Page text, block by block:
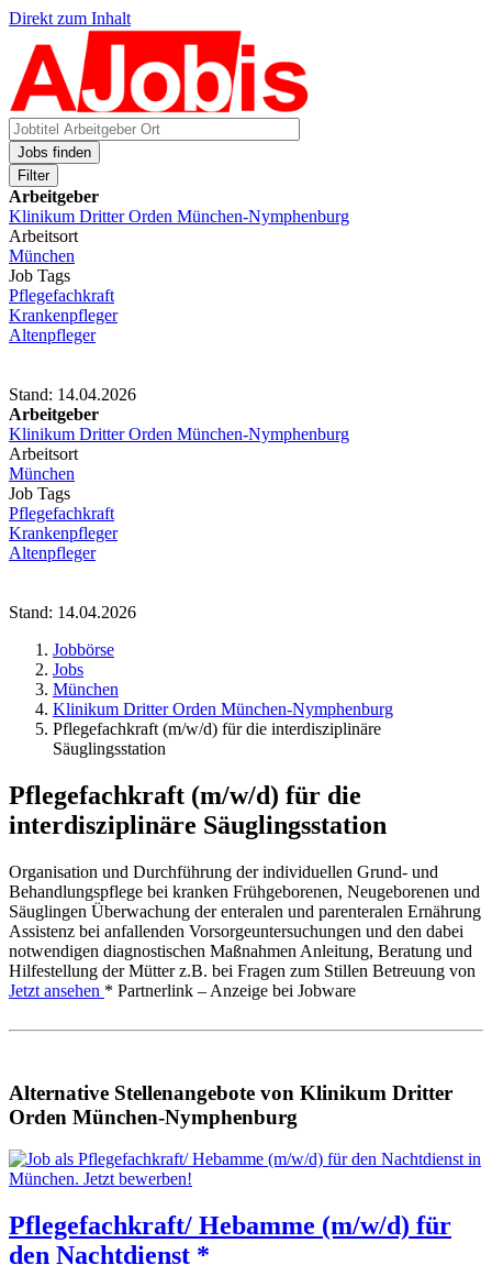
Direkt zum Inhalt
Jobs finden
Filter
Arbeitgeber
Klinikum Dritter Orden München-Nymphenburg
Arbeitsort
München
Job Tags
Pflegefachkraft
Krankenpfleger
Altenpfleger
Stand: 14.04.2026
Arbeitgeber
Klinikum Dritter Orden München-Nymphenburg
Arbeitsort
München
Job Tags
Pflegefachkraft
Krankenpfleger
Altenpfleger
Stand: 14.04.2026
Jobbörse
Jobs
München
Klinikum Dritter Orden München-Nymphenburg
Pflegefachkraft (m/w/d) für die interdisziplinäre
Säuglingsstation
Pflegefachkraft (m/w/d) für die
interdisziplinäre Säuglingsstation
Organisation und Durchführung der individuellen Grund- und
Behandlungspflege bei kranken Frühgeborenen, Neugeborenen und
Säuglingen Überwachung der enteralen und parenteralen Ernährung
Assistenz bei anfallenden Vorsorgeuntersuchungen und den dabei
notwendigen diagnostischen Maßnahmen Anleitung, Beratung und
Hilfestellung der Mütter z.B. bei Fragen zum Stillen Betreuung von
Jetzt ansehen * Partnerlink – Anzeige bei Jobware
Alternative Stellenangebote von Klinikum Dritter
Orden München-Nymphenburg
Pflegefachkraft/ Hebamme (m/w/d) für
den Nachtdienst *